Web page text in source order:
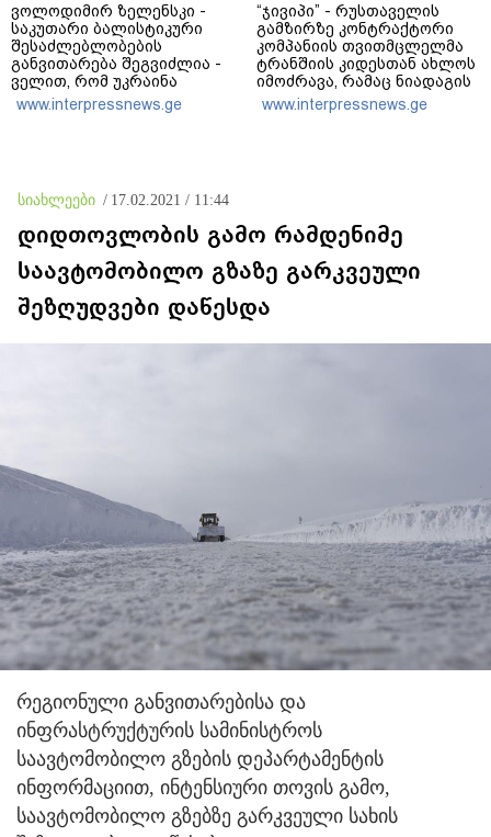
ვოლოდიმირ ზელენსკი -
საკუთარი ბალისტიკური
შესაძლებლობების
განვითარება შეგვიძლია -
ველით, რომ უკრაინა
საჭირო შედეგებს 2026–
2027 წლებში მიაღწევს
www.interpressnews.ge
“ჯივიპი” - რუსთაველის
გამზირზე კონტრაქტორი
კომპანიის თვითმცლელმა
ტრანშიის კიდესთან ახლოს
იმოძრავა, რამაც ნიადაგის
ჩამოშლა და ტექნიკის
მოცურება გამოიწვია,
www.interpressnews.ge
სიახლეები / 17.02.2021 / 11:44
დიდთოვლობის გამო რამდენიმე
საავტომობილო გზაზე გარკვეული
შეზღუდვები დაწესდა
რეგიონული განვითარებისა და
ინფრასტრუქტურის სამინისტროს
საავტომობილო გზების დეპარტამენტის
ინფორმაციით, ინტენსიური თოვის გამო,
საავტომობილო გზებზე გარკვეული სახის